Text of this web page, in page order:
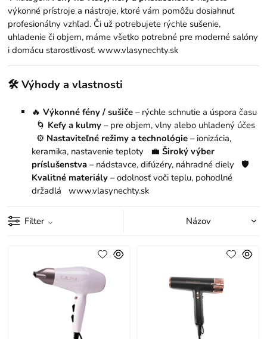
výkonné prístroje a nástroje, ktoré vám pomôžu dosiahnuť
profesionálny vzhľad. Či už potrebujete rýchle sušenie,
uhladenie či objem, máme všetko potrebné pre moderné salóny
i domácu starostlivosť. www.vlasynechty.sk
🛠 Výhody a vlastnosti
🔥Výkonné fény / sušiče – rýchle schnutie a úspora času
🌀 Kefy a kulmy – pre objem, vlny alebo uhladený účes
⚙️ Nastaviteľné režimy a technológie – ionizácia,
keramika, nastavenie teploty 💼Široký výber
príslušenstva – nádstavce, difúzéry, náhradné diely 🛡
Kvalitné materiály – odolnosť voči teplu, pohodlné
držadlá www.vlasynechty.sk
Filter